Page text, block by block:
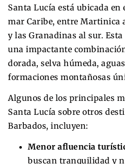
Santa Lucía está ubicada
mar Caribe, entre Martinica
y las Granadinas al sur.
una impactante
dorada, selva húmeda,
formaciones montañosas
Algunos de los principales
Santa Lucía sobre otros
Barbados, incluyen:
Menor afluencia
buscan tranquilidad y